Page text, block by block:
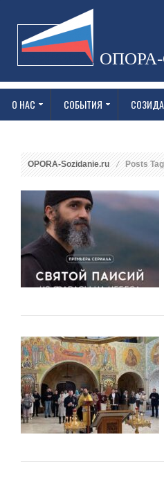
О НАС СОБЫТИЯ
OPORA-Sozidanie.ru Posts